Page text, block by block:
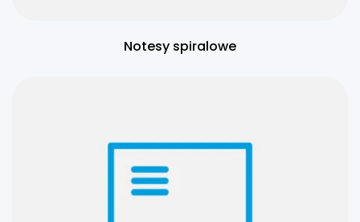
Notesy spiralowe